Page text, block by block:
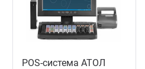
POS-система АТОЛ